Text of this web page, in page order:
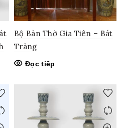
Bộ Bàn Thờ Gia Tiên – Bát
Tràng
Đọc tiếp